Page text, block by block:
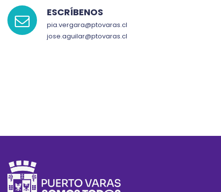
ESCRÍBENOS
pia.vergara@ptovaras.cl
jose.aguilar@ptovaras.cl